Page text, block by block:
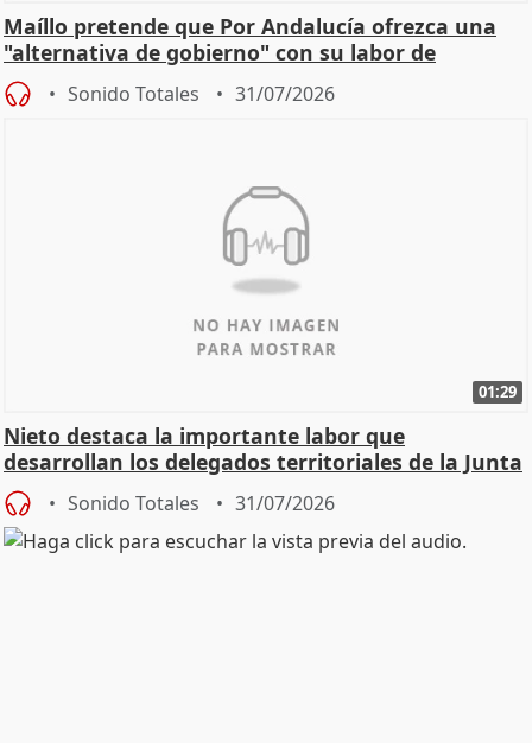
Maíllo pretende que Por Andalucía ofrezca una
"alternativa de gobierno" con su labor de
oposición
Sonido Totales 31/07/2026
01:29
Nieto destaca la importante labor que
desarrollan los delegados territoriales de la Junta
Sonido Totales 31/07/2026